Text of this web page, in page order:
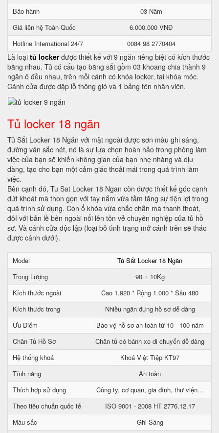
Bảo hành
03 Năm
Giá liên hệ Toàn Quốc
6.000.000 VNĐ
Hotline International 24/7
0084 98 2770404
Là loại tủ lockerđược thiết kế với 9 ngăn riêng biệt có kích thước
bằng nhau. Tủ có cấu tạo bằng sắt gồm 03 khoang chia thành 9
ngăn ô đều nhau, trên mỗi cánh có khóa locker, tai khóa móc.
Cánh cửa được dập lỗ thông gió và 1 bảng tên nhân viên.
Tủ locker 18 ngăn
Tủ Sắt Locker 18 Ngăn với mặt ngoài được sơn màu ghi sáng,
đường vân sắc nét, nó là sự lựa chọn hoàn hảo trong phòng làm
việc của bạn sẽ khiến không gian của bạn nhẹ nhàng và dịu
dàng, tạo cho bạn một cảm giác thoải mái trong quá trình làm
việc.
Bên cạnh đó, Tu Sat Locker 18 Ngan còn được thiết kế góc cạnh
dứt khoát mà thon gọn với tay nắm vừa tầm tăng sự tiện lợi trong
quá trình sử dụng. Còn ổ khóa vừa chắc chắn mà thanh thoát,
đôí với bản lề bên ngoài nổi lên tôn vẻ chuyên nghiệp của tủ hồ
sơ. Và cánh cửa độc lập (loại bỏ tình trạng mở cánh trên sẽ tháo
được cánh dưới).
Model
Tủ Sắt Locker 18 Ngăn
Trọng Lượng
90 ± 10Kg
Kích thước ngoài
Cao 1.920 * Rộng 1.000 * Sâu 480
Kích thước trong
Nhiều ngăn đựng hồ sơ dễ dàng
Ưu Điểm
Bảo vệ hồ sơ an toàn từ 10 - 100 năm
Chân Tủ Hồ Sơ
Chân tủ có bánh xe di chuyển dễ dàng
Hệ thống khoá
Khoá Việt Tiệp KT97
Tính năng
An toàn
Thích hợp sử dụng
Công ty, cơ quan, gia đình, thư viện...
Theo tiêu chuẩn quốc tế
ISO 9001 - 2008 HT 2776.12.17
Màu sắc
Ghi Sáng